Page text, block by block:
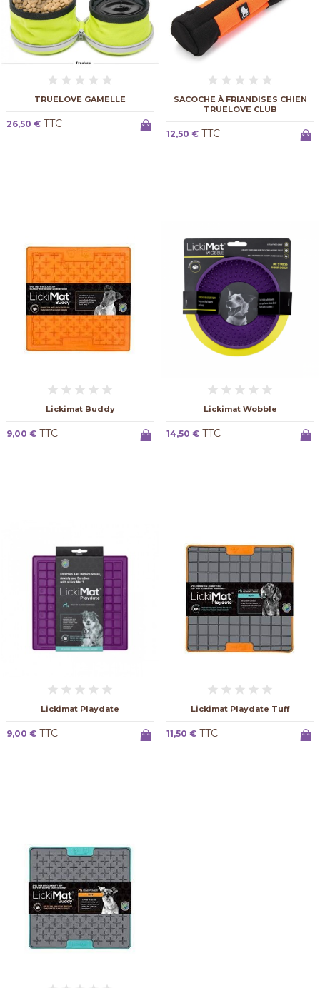
TRUELOVE GAMELLE
26,50 € TTC
SACOCHE À FRIANDISES CHIEN
TRUELOVE CLUB
12,50 € TTC
Lickimat Buddy
9,00 € TTC
Lickimat Wobble
14,50 € TTC
Lickimat Playdate
9,00 € TTC
Lickimat Playdate Tuff
11,50 € TTC